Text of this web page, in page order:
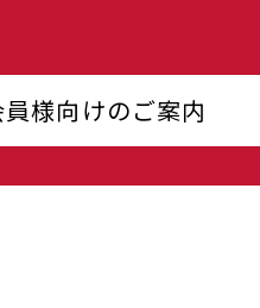
員様向けのご案内